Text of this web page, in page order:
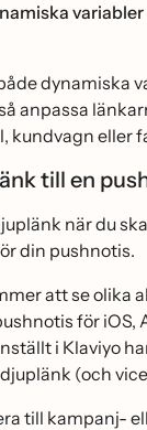
dynamiska
anpassa
kundvagn eller
till en
när du
din pushnotis.
att se olika
för iOS,
i Klaviyo
(och
till kampanj-